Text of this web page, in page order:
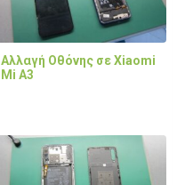
Αλλαγή Οθόνης σε Xiaomi
Mi A3